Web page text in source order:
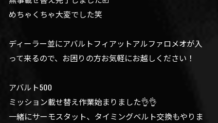
めちゃくちゃ大変でした笑
ディーラー並にアバルトフィアットアルファロメオが入
って来るので、お困りの方お気軽にお越しください！
アバルト500
ミッション載せ替え作業始まりました👌👌
一緒にサーモスタット、タイミングベルト交換もやりま